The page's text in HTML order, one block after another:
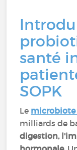
santé
SOPK
Le
milliards de
digestion,